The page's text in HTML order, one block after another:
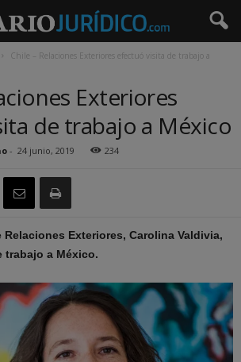
Chile – Relaciones Exteriores efectuó visita de trabajo a
Exteriores
de trabajo a México
- 24 junio, 2019 234
Relaciones Exteriores, Carolina Valdivia,
trabajo a México.